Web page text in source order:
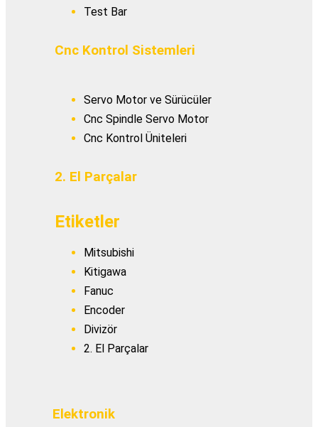
Test Bar
Cnc Kontrol Sistemleri
Servo Motor ve Sürücüler
Cnc Spindle Servo Motor
Cnc Kontrol Üniteleri
2. El Parçalar
Etiketler
Mitsubishi
Kitigawa
Fanuc
Encoder
Divizör
2. El Parçalar
Elektronik